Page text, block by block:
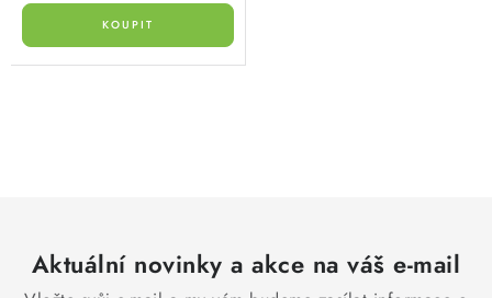
aAktuální novinky a akce na váš e-mail